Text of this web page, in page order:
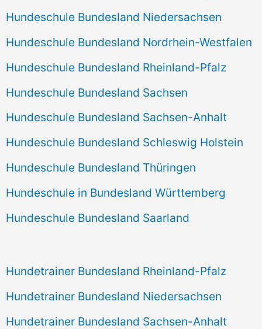
Hundeschule Bundesland Niedersachsen
Hundeschule Bundesland Nordrhein-Westfalen
Hundeschule Bundesland Rheinland-Pfalz
Hundeschule Bundesland Sachsen
Hundeschule Bundesland Sachsen-Anhalt
Hundeschule Bundesland Schleswig Holstein
Hundeschule Bundesland Thüringen
Hundeschule in Bundesland Württemberg
Hundeschule Bundesland Saarland
Hundetrainer Bundesland Rheinland-Pfalz
Hundetrainer Bundesland Niedersachsen
Hundetrainer Bundesland Sachsen-Anhalt